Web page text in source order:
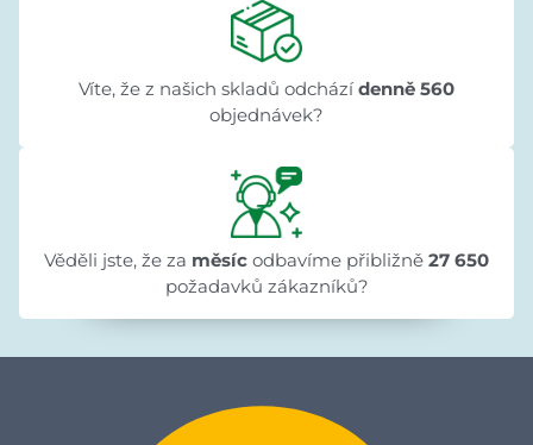
Víte, že z našich skladů odchází denně 560
objednávek?
Věděli jste, že za měsíc odbavíme přibližně 27 650
požadavků zákazníků?